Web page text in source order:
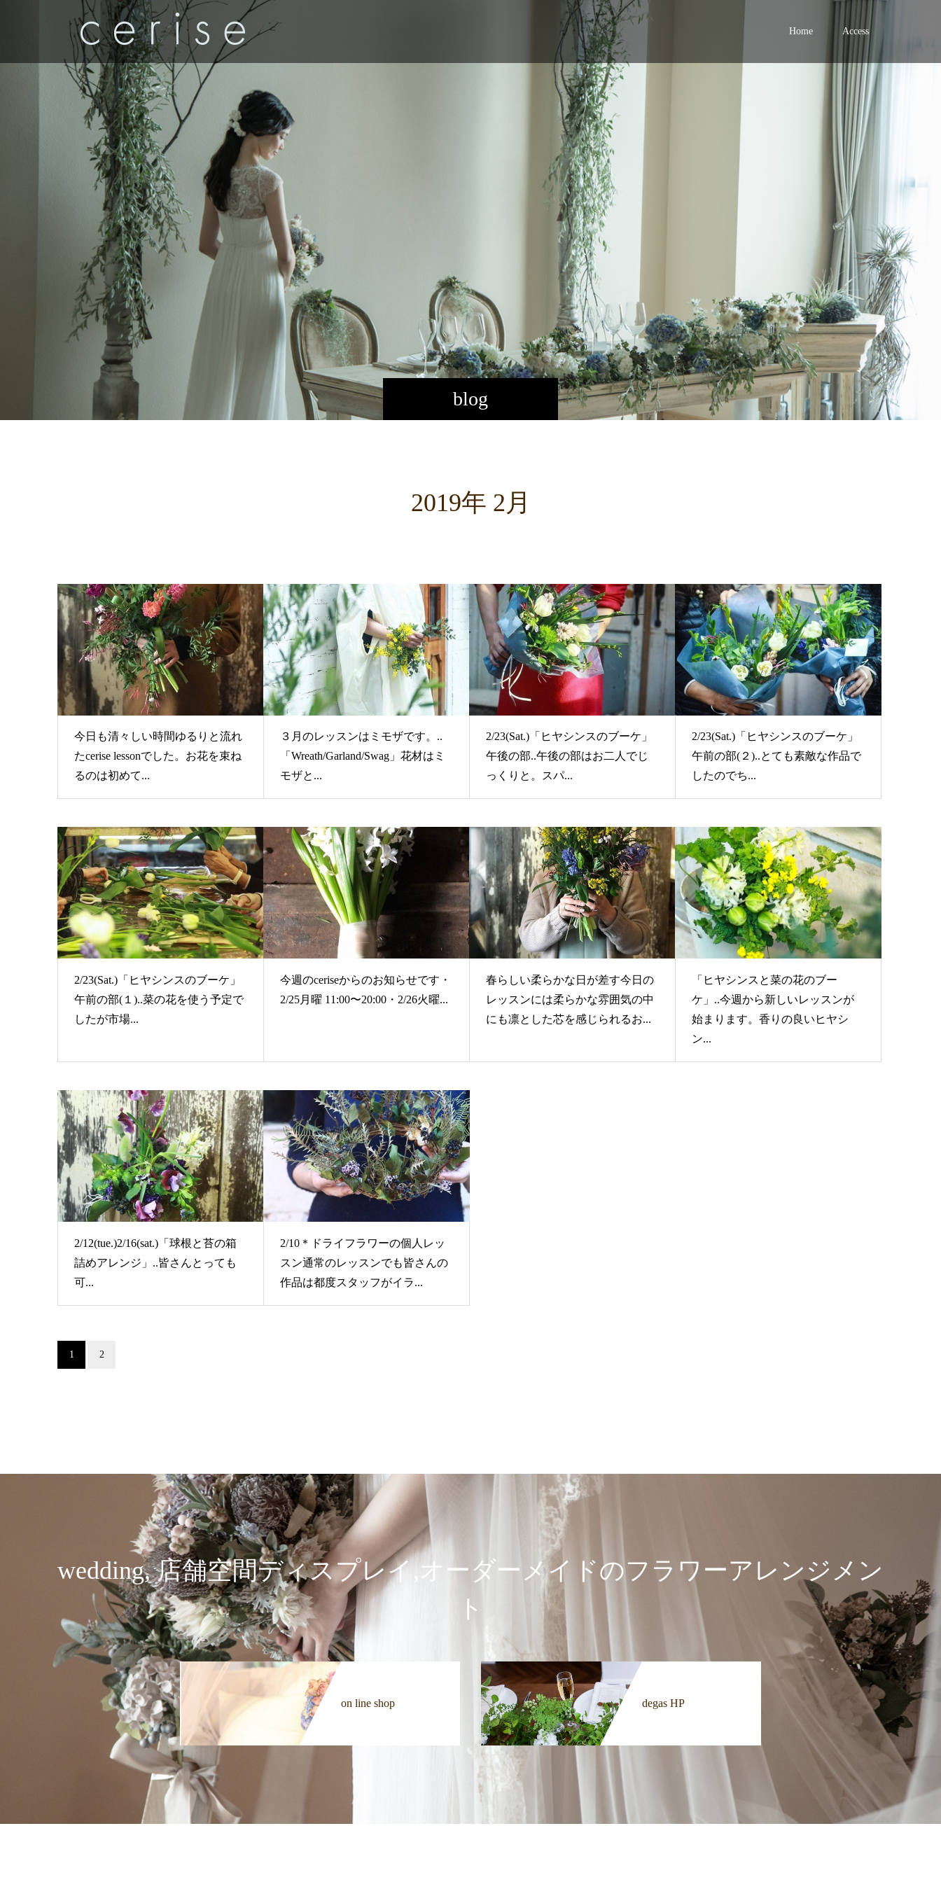
Home Access
blog
2019年 2月
今日も清々しい時間ゆるりと流れ
たcerise lessonでした。お花を束ね
るのは初めて...
３月のレッスンはミモザです。..
「Wreath/Garland/Swag」花材はミ
モザと...
2/23(Sat.)「ヒヤシンスのブーケ」
午後の部..午後の部はお二人でじ
っくりと。スパ...
2/23(Sat.)「ヒヤシンスのブーケ」
午前の部(２)..とても素敵な作品で
したのでち...
2/23(Sat.)「ヒヤシンスのブーケ」
午前の部(１)..菜の花を使う予定で
したが市場...
今週のceriseからのお知らせです・
2/25月曜 11:00〜20:00・2/26火曜...
春らしい柔らかな日が差す今日の
レッスンには柔らかな雰囲気の中
にも凛とした芯を感じられるお...
「ヒヤシンスと菜の花のブー
ケ」..今週から新しいレッスンが
始まります。香りの良いヒヤシ
ン...
2/12(tue.)2/16(sat.)「球根と苔の箱
詰めアレンジ」..皆さんとっても
可...
2/10＊ドライフラワーの個人レッ
スン通常のレッスンでも皆さんの
作品は都度スタッフがイラ...
1 2
wedding, 店舗空間ディスプレイ,オーダーメイドのフラワーアレンジメン
ト
on line shop degas HP